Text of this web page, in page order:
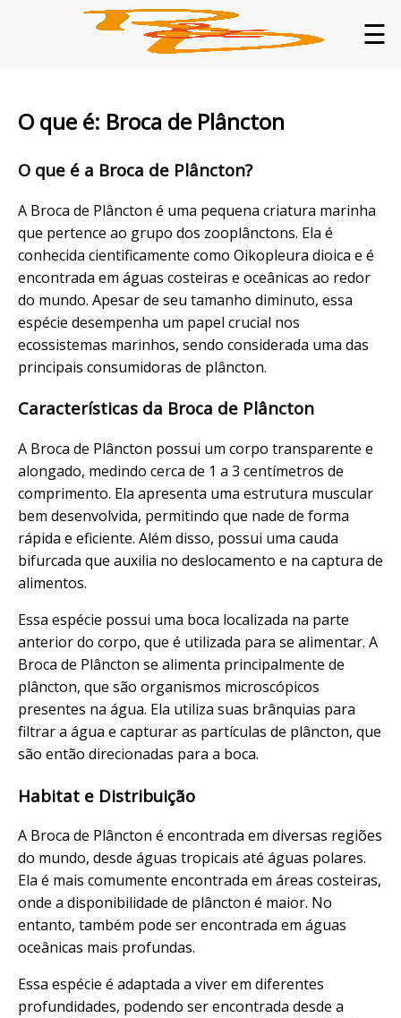
☰
O que é: Broca de Plâncton
O que é a Broca de Plâncton?
A Broca de Plâncton é uma pequena criatura marinha
que pertence ao grupo dos zooplânctons. Ela é
conhecida cientificamente como Oikopleura dioica e é
encontrada em águas costeiras e oceânicas ao redor
do mundo. Apesar de seu tamanho diminuto, essa
espécie desempenha um papel crucial nos
ecossistemas marinhos, sendo considerada uma das
principais consumidoras de plâncton.
Características da Broca de Plâncton
A Broca de Plâncton possui um corpo transparente e
alongado, medindo cerca de 1 a 3 centímetros de
comprimento. Ela apresenta uma estrutura muscular
bem desenvolvida, permitindo que nade de forma
rápida e eficiente. Além disso, possui uma cauda
bifurcada que auxilia no deslocamento e na captura de
alimentos.
Essa espécie possui uma boca localizada na parte
anterior do corpo, que é utilizada para se alimentar. A
Broca de Plâncton se alimenta principalmente de
plâncton, que são organismos microscópicos
presentes na água. Ela utiliza suas brânquias para
filtrar a água e capturar as partículas de plâncton, que
são então direcionadas para a boca.
Habitat e Distribuição
A Broca de Plâncton é encontrada em diversas regiões
do mundo, desde águas tropicais até águas polares.
Ela é mais comumente encontrada em áreas costeiras,
onde a disponibilidade de plâncton é maior. No
entanto, também pode ser encontrada em águas
oceânicas mais profundas.
Essa espécie é adaptada a viver em diferentes
profundidades, podendo ser encontrada desde a